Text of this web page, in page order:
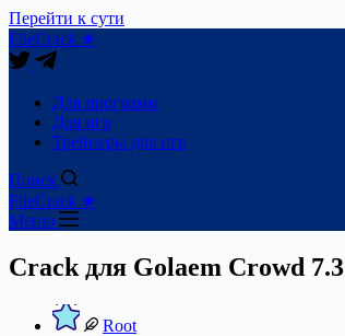
Перейти к сути
FileCrack ★
Для программ
Для игр
Трейнеры для игр
Поиск
FileCrack ★
Меню
Crack для Golaem Crowd 7.3
Root